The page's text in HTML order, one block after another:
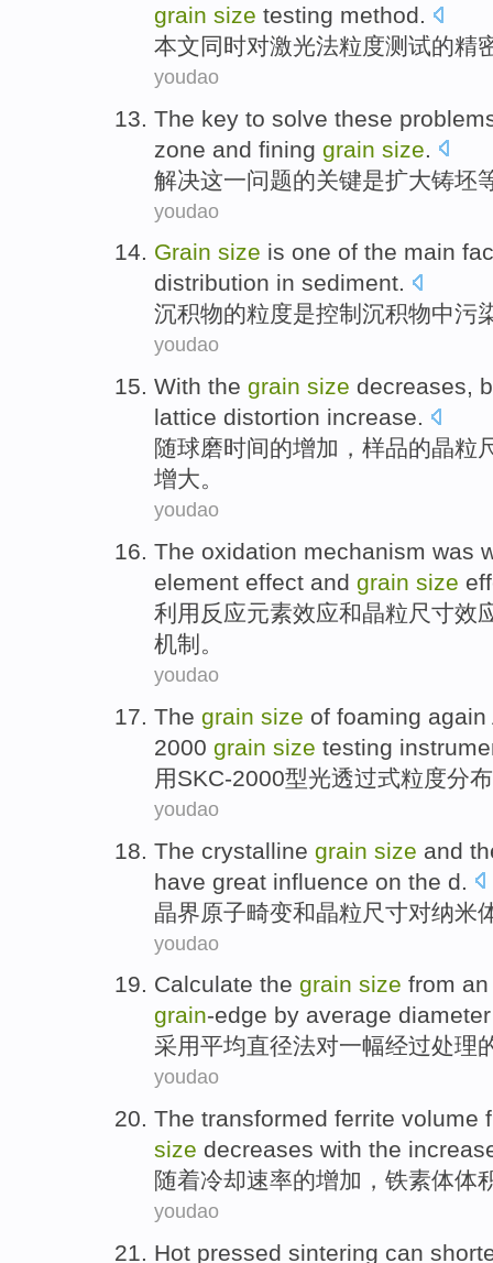
grain size testing method.
本文同时对激光法粒度测试的精
youdao
The key to solve these
zone and fining grain size
解决这一问题的关键是扩大铸坯
youdao
Grain size is one of the main
distribution in sediment.
沉积物的粒度是控制 沉积物中污
youdao
With the grain size decreases,
lattice distortion increase.
随球磨时间的增加，样品的晶粒
增大。
youdao
The oxidation mechanism was
element effect and grain size
利用 反应元素效应和晶粒尺寸效
机制 。
youdao
The grain size of foaming again
2000 grain size testing
用SKC-2000型光透过式粒度分
youdao
The crystalline grain size and
have great influence on the d.
晶界原子畸变和晶粒 尺寸对纳米
youdao
Calculate the grain size from an
grain-edge by average diameter
采用平均直径法对一幅经过处理
youdao
The transformed ferrite volume
size decreases with the
随着冷却速率的增加 ， 铁素体体
youdao
Hot pressed sintering can